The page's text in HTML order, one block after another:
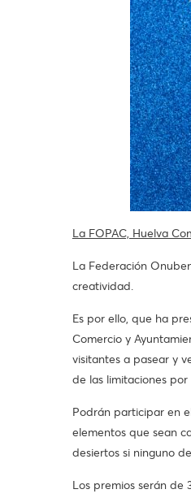
La FOPAC, Huelva
La Federación
creatividad.
Es por ello, que ha
Comercio y
visitantes a pasear y
de las limitaciones
Podrán participar en
elementos que sean
desiertos si ninguno
Los premios serán de